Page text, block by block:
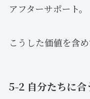
アフターサポート。
こうした価値を含
5-2 自分たちに合